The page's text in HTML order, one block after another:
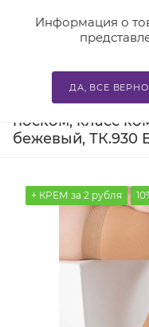
Информация о
ДА, ВСЕ ВЕРНО
Главная — Каталог —
Чулки
носком, класс
бежевый, ТК.930
+ КРЕМ за 2 рубля